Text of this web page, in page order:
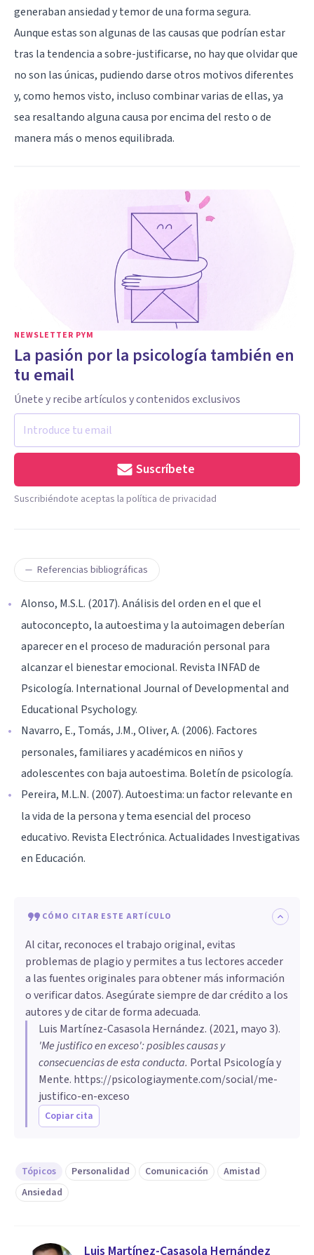
generaban ansiedad y temor de una forma segura.
Aunque estas son algunas de las causas que podrían estar
tras la tendencia a sobre-justificarse, no hay que olvidar que
no son las únicas, pudiendo darse otros motivos diferentes
y, como hemos visto, incluso combinar varias de ellas, ya
sea resaltando alguna causa por encima del resto o de
manera más o menos equilibrada.
NEWSLETTER PYM
La pasión por la psicología también en
tu email
Únete y recibe artículos y contenidos exclusivos
Suscríbete
Suscribiéndote aceptas la política de privacidad
Referencias bibliográficas
Alonso, M.S.L. (2017). Análisis del orden en el que el
autoconcepto, la autoestima y la autoimagen deberían
aparecer en el proceso de maduración personal para
alcanzar el bienestar emocional. Revista INFAD de
Psicología. International Journal of Developmental and
Educational Psychology.
Navarro, E., Tomás, J.M., Oliver, A. (2006). Factores
personales, familiares y académicos en niños y
adolescentes con baja autoestima. Boletín de psicología.
Pereira, M.L.N. (2007). Autoestima: un factor relevante en
la vida de la persona y tema esencial del proceso
educativo. Revista Electrónica. Actualidades Investigativas
en Educación.
CÓMO CITAR ESTE ARTÍCULO
Al citar, reconoces el trabajo original, evitas
problemas de plagio y permites a tus lectores acceder
a las fuentes originales para obtener más información
o verificar datos. Asegúrate siempre de dar crédito a los
autores y de citar de forma adecuada.
Luis Martínez-Casasola Hernández. (2021, mayo 3).
'Me justifico en exceso': posibles causas y
consecuencias de esta conducta. Portal Psicología y
Mente. https://psicologiaymente.com/social/me-
justifico-en-exceso
Copiar cita
Tópicos Personalidad Comunicación
Amistad
Ansiedad
Luis Martínez-Casasola Hernández